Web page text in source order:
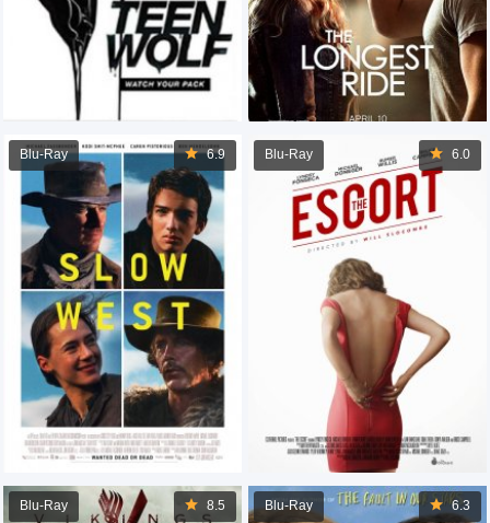
6.0
Blu-Ray
6.9
Blu-Ray
6.3
Blu-Ray
8.5
Blu-Ray